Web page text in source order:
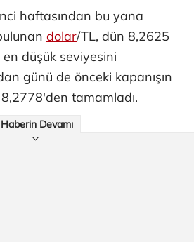
haftasından bu yana
dolar/TL, dün 8,2625
en düşük seviyesini
günü de önceki kapanışın
tamamladı.
Haberin Devamı